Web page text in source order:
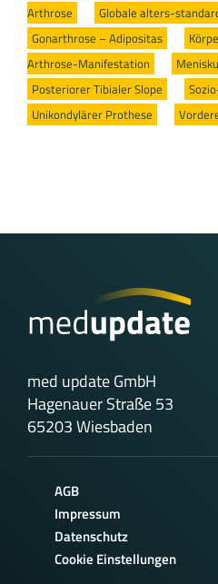
Arthrose
Globale alters-
Gonarthrose – Adipositas
Arthrose-Manifestation
Posteriorer Tibialer Slope
Unikondylärer Prothese
med update GmbH
Hagenauer Straße 53
65203 Wiesbaden
AGB
Impressum
Datenschutz
Cookie Einstellungen